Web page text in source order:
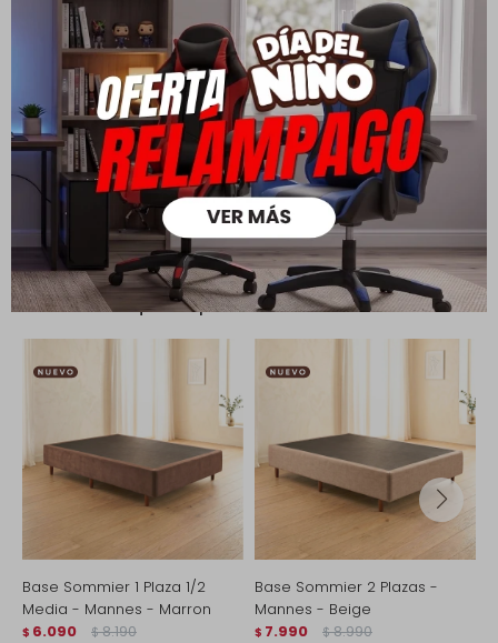
Todas las compras realizadas tienen un plazo de 5 días para
Ver mas
Medios de pago
Productos que te pueden interesar
Base Sommier 1 Plaza 1/2
Media - Mannes - Marron
$ 6.090 $ 8.190
Base Sommier 2 Plazas -
Mannes - Beige
$ 7.990 $ 8.990